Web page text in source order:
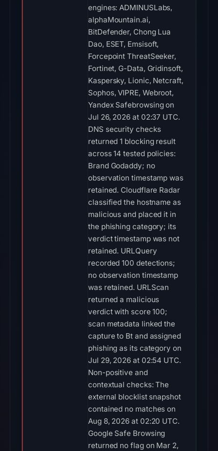
engines: ADMINUSLabs,
alphaMountain.ai,
BitDefender, Chong Lua
Dao, ESET, Emsisoft,
Forcepoint ThreatSeeker,
Fortinet, G-Data, Gridinsoft,
Kaspersky, Lionic, Netcraft,
Sophos, VIPRE, Webroot,
Yandex Safebrowsing on
Jul 26, 2026 at 02:37 UTC.
DNS security checks
returned 1 blocking result
across 14 tested policies:
Brand Godaddy; no
observation timestamp was
retained. Cloudflare Radar
classified the hostname as
malicious and placed it in
the phishing category; its
verdict timestamp was not
retained. URLQuery
recorded 100 detections;
no observation timestamp
was retained. URLScan
returned a malicious
verdict with score 100;
scan metadata linked the
capture to Bt and assigned
phishing as its category on
Jul 29, 2026 at 02:54 UTC.
Non-positive and
contextual checks: The
external blocklist snapshot
contained no matches on
Aug 8, 2026 at 02:20 UTC.
Google Safe Browsing
returned no flag on Mar 2,